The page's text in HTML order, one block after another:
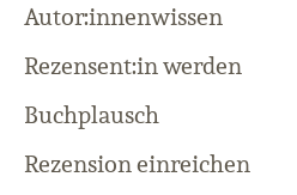
Autor:innenwissen
Rezensent:in werden
Buchplausch
Rezension einreichen